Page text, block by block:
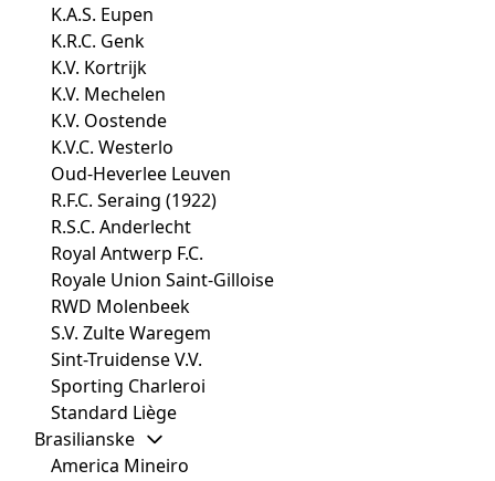
K.A.S. Eupen
K.R.C. Genk
K.V. Kortrijk
K.V. Mechelen
K.V. Oostende
K.V.C. Westerlo
Oud-Heverlee Leuven
R.F.C. Seraing (1922)
R.S.C. Anderlecht
Royal Antwerp F.C.
Royale Union Saint-Gilloise
RWD Molenbeek
S.V. Zulte Waregem
Sint-Truidense V.V.
Sporting Charleroi
Standard Liège
Brasilianske
America Mineiro